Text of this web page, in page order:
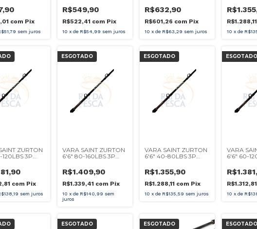
com Pix
sem juros
CARRETILHA 2P
VERDE
R$549,90
R$522,41 com Pix
10 x de R$54,99 sem juros
CARRETILHA
R$632,90
R$601,26 com Pix
10 x de R$63,29 sem juros
R$1.288,11
10 x de
ZURTON
3P
com Pix
sem juros
ESGOTADO
VARA SAINT ZURTON
6'6" 80-160LBS 3P
R$1.409,90
R$1.339,41 com Pix
10 x de R$140,99 sem
juros
ESGOTADO
VARA SAINT ZURTON
6'6" 40-80LBS 3P
R$1.355,90
R$1.288,11 com Pix
10 x de R$135,59 sem juros
ESGOTADO
VARA
6'6" 60-
R$1.312,81
10 x de
ESGOTADO ESGOTADO ESGOTADO